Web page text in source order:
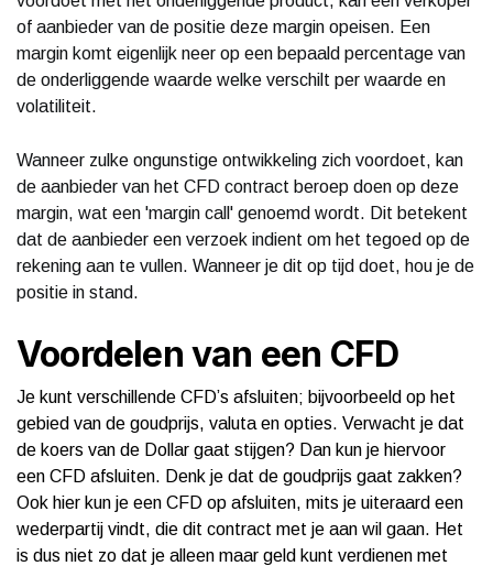
of aanbieder van de positie deze margin opeisen. Een
margin komt eigenlijk neer op een bepaald percentage van
de onderliggende waarde welke verschilt per waarde en
volatiliteit.
Wanneer zulke ongunstige ontwikkeling zich voordoet, kan
de aanbieder van het CFD contract beroep doen op deze
margin, wat een 'margin call' genoemd wordt. Dit betekent
dat de aanbieder een verzoek indient om het tegoed op de
rekening aan te vullen. Wanneer je dit op tijd doet, hou je de
positie in stand.
Voordelen van een CFD
Je kunt verschillende CFD’s afsluiten; bijvoorbeeld op het
gebied van de goudprijs, valuta en opties. Verwacht je dat
de koers van de Dollar gaat stijgen? Dan kun je hiervoor
een CFD afsluiten. Denk je dat de goudprijs gaat zakken?
Ook hier kun je een CFD op afsluiten, mits je uiteraard een
wederpartij vindt, die dit contract met je aan wil gaan. Het
is dus niet zo dat je alleen maar geld kunt verdienen met